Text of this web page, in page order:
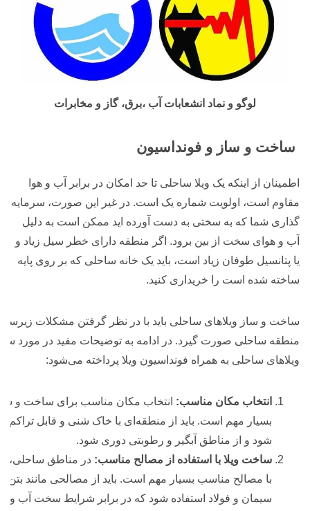
لوگو و نماد انشعابات آب ،برق، گاز و مخابرات
ساخت و ساز و فونداسیون
اطمینان از اینکه یک ویلا ساحلی تا حد امکان در برابر آب و هوا
مقاوم است، اولویت شماره یک است. در غیر این صورت، سرمایه
گذاری شما که به سختی به دست آورده اید ممکن است به دلیل
آب و هوای سخت از بین برود. اگر منطقه دارای خطر سیل زیاد و
یا پتانسیل طوفان زیاد است، باید یک خانه ساحلی که بر روی پایه
ساخته شده است را خریداری کنید.
ساخت و ساز ویلاهای ساحلی باید با در نظر گرفتن مشکلات
منطقه ساحلی صورت گیرد. در ادامه به توضیحات مفید در مورد
ویلاهای ساحلی به همراه فونداسیون ویلا پرداخته می‌شود:
انتخاب مکان مناسب: انتخاب مکان مناسب برای ساخت و
بسیار مهم است. باید از منطقه‌ای با خاک شنی و قابل تراکم
شود و از مناطق آبگیر و رطوبتی دوری شود.
ساخت ویلا با استفاده از مصالح مناسب: در مناطق ساحلی،
با مصالح مناسب بسیار مهم است. باید از مصالحی مانند بتن
سیمان و فولاد استفاده شود که در برابر شرایط سخت آب و